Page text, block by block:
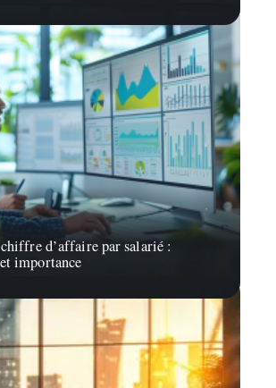
d’affaire par salarié :
importance